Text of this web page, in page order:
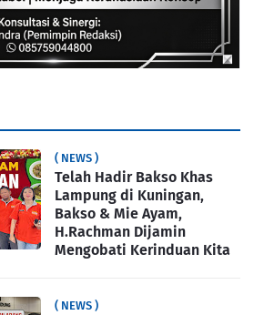
( NEWS )
Telah Hadir Bakso Khas
Lampung di Kuningan,
Bakso & Mie Ayam,
H.Rachman Dijamin
Mengobati Kerinduan Kita
( NEWS )